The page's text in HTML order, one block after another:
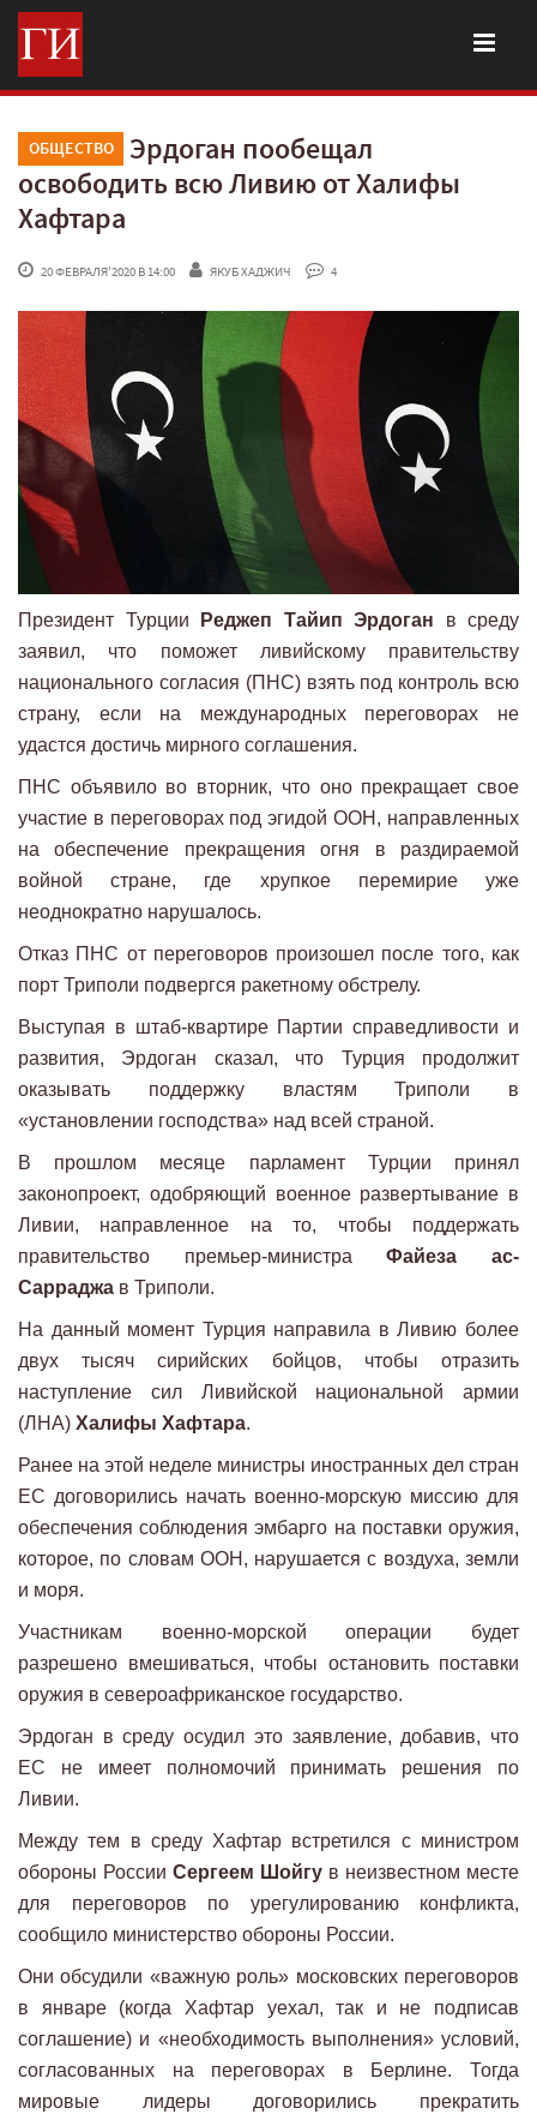
ОБЩЕСТВО
Эрдоган пообещал
освободить всю Ливию от Халифы
Хафтара
20 ФЕВРАЛЯ'2020 В 14:00 ЯКУБ ХАДЖИЧ 4
Президент Турции Реджеп Тайип Эрдоган в среду
заявил, что поможет ливийскому правительству
национального согласия (ПНС) взять под контроль всю
страну, если на международных переговорах не
удастся достичь мирного соглашения.
ПНС объявило во вторник, что оно прекращает свое
участие в переговорах под эгидой ООН, направленных
на обеспечение прекращения огня в раздираемой
войной стране, где хрупкое перемирие уже
неоднократно нарушалось.
Отказ ПНС от переговоров произошел после того, как
порт Триполи подвергся ракетному обстрелу.
Выступая в штаб-квартире Партии справедливости и
развития, Эрдоган сказал, что Турция продолжит
оказывать поддержку властям Триполи в
«установлении господства» над всей страной.
В прошлом месяце парламент Турции принял
законопроект, одобряющий военное развертывание в
Ливии, направленное на то, чтобы поддержать
правительство премьер-министраФайеза ас-
Сарраджа в Триполи.
На данный момент Турция направила в Ливию более
двух тысяч сирийских бойцов, чтобы отразить
наступление сил Ливийской национальной армии
(ЛНА) Халифы Хафтара.
Ранее на этой неделе министры иностранных дел стран
ЕС договорились начать военно-морскую миссию для
обеспечения соблюдения эмбарго на поставки оружия,
которое, по словам ООН, нарушается с воздуха, земли
и моря.
Участникам военно-морской операции будет
разрешено вмешиваться, чтобы остановить поставки
оружия в североафриканское государство.
Эрдоган в среду осудил это заявление, добавив, что
ЕС не имеет полномочий принимать решения по
Ливии.
Между тем в среду Хафтар встретился с министром
обороны России Сергеем Шойгу в неизвестном месте
для переговоров по урегулированию конфликта,
сообщило министерство обороны России.
Они обсудили «важную роль» московских переговоров
в январе (когда Хафтар уехал, так и не подписав
соглашение) и «необходимость выполнения» условий,
согласованных на переговорах в Берлине. Тогда
мировые лидеры договорились прекратить